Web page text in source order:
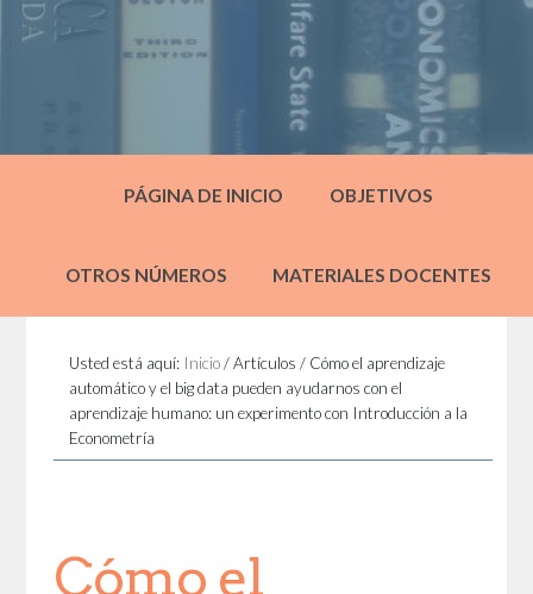
PÁGINA DE INICIO OBJETIVOS
OTROS NÚMEROS MATERIALES DOCENTES
Usted está aquí: Inicio /Artículos/ Cómo el aprendizaje
automático y el big data pueden ayudarnos con el
aprendizaje humano: un experimento con Introducción a la
Econometría
Cómo el